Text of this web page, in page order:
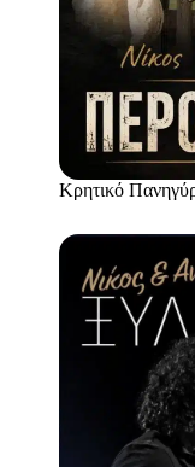
Κρητικό